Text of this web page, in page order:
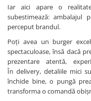
Sosiere din plastic cu
Iar aici apare o
subestimează:
perceput brandul.
Poți avea un burger
spectaculoase, însă dacă
prezentare atentă,
În delivery, detaliile mici
închide bine, o pungă
transforma o comandă